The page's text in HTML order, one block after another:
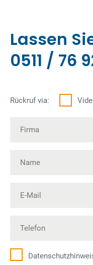
Lassen
0511 / 76
Rückruf via: